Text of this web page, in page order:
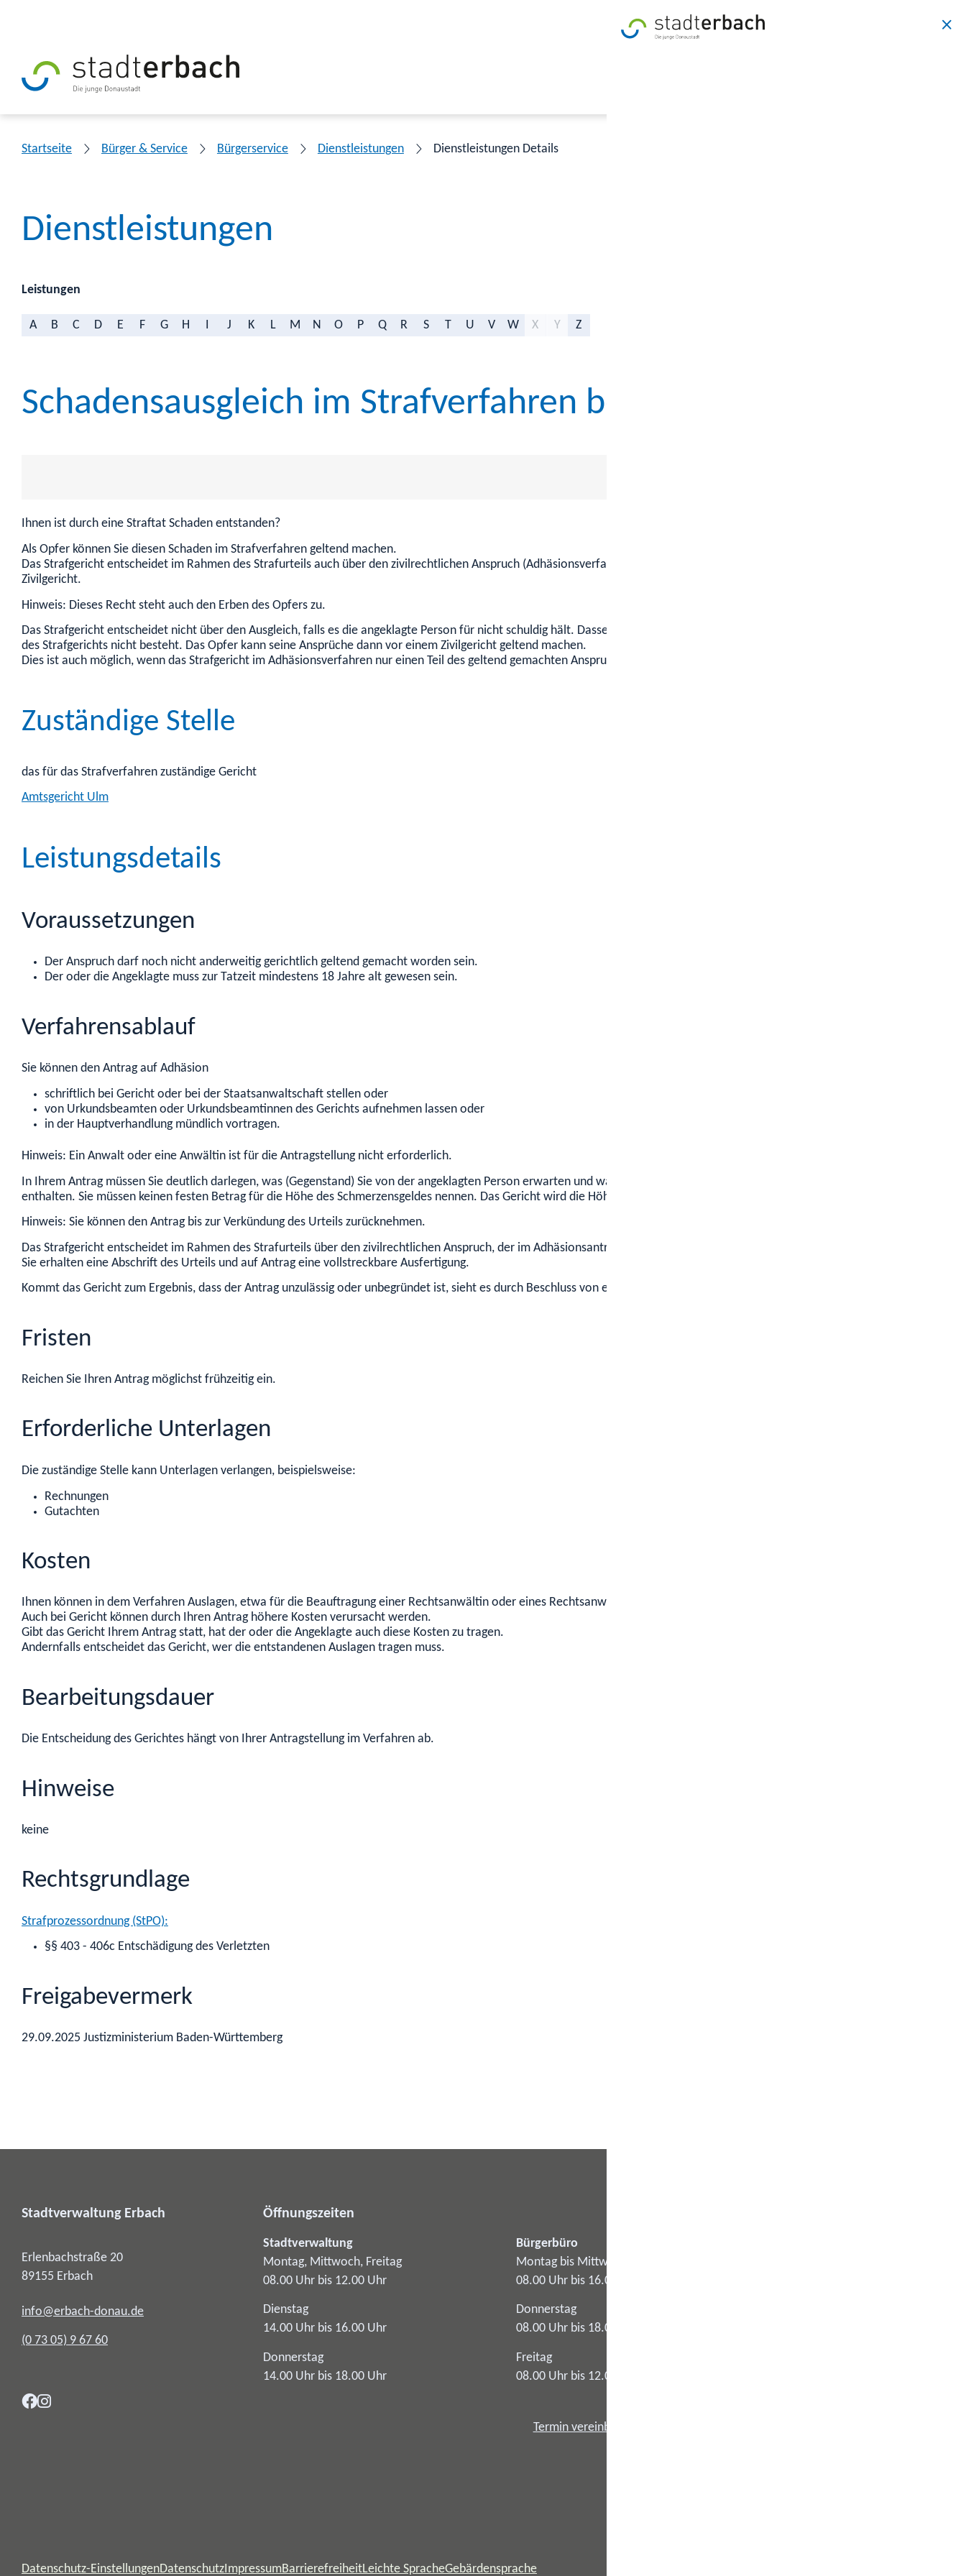
Startseite Bürger & Service Bürgerservice Dienstleistungen Dienstleistungen Details
Dienstleistungen
Leistungen
A B C D E F G H J K L M N O P Q R S T U V W X Y Z
Schadensausgleich im Strafverfahren beantragen
Ihnen ist durch eine Straftat Schaden entstanden?
Als Opfer können Sie diesen Schaden im Strafverfahren geltend machen.
Das Strafgericht entscheidet im Rahmen des Strafurteils auch über den zivilrechtlichen Anspruch (Adhäsionsverfahren). Dadurch sparen Sie eine weitere Klage vor einem
Zivilgericht.
Hinweis: Dieses Recht steht auch den Erben des Opfers zu.
Das Strafgericht entscheidet nicht über den Ausgleich, falls es die angeklagte Person für nicht schuldig hält. Dasselbe gilt, wenn der geltend gemachte Anspruch nach Auffassung
des Strafgerichts nicht besteht. Das Opfer kann seine Ansprüche dann vor einem Zivilgericht geltend machen.
Dies ist auch möglich, wenn das Strafgericht im Adhäsionsverfahren nur einen Teil des geltend gemachten Anspruchs zuerkennt.
Zuständige Stelle
das für das Strafverfahren zuständige Gericht
Amtsgericht Ulm
Leistungsdetails
Voraussetzungen
Der Anspruch darf noch nicht anderweitig gerichtlich geltend gemacht worden sein.
Der oder die Angeklagte muss zur Tatzeit mindestens 18 Jahre alt gewesen sein.
Verfahrensablauf
Sie können den Antrag auf Adhäsion
schriftlich bei Gericht oder bei der Staatsanwaltschaft stellen oder
von Urkundsbeamten oder Urkundsbeamtinnen des Gerichts aufnehmen lassen oder
in der Hauptverhandlung mündlich vortragen.
Hinweis: Ein Anwalt oder eine Anwältin ist für die Antragstellung nicht erforderlich.
In Ihrem Antrag müssen Sie deutlich darlegen, was (Gegenstand) Sie von der angeklagten Person erwarten und warum (Grund). Der Antrag sollte außerdem die Beweismittel
enthalten. Sie müssen keinen festen Betrag für die Höhe des Schmerzensgeldes nennen. Das Gericht wird die Höhe festlegen.
Hinweis: Sie können den Antrag bis zur Verkündung des Urteils zurücknehmen.
Das Strafgericht entscheidet im Rahmen des Strafurteils über den zivilrechtlichen Anspruch, der im Adhäsionsantrag geltend gemacht wurde.
Sie erhalten eine Abschrift des Urteils und auf Antrag eine vollstreckbare Ausfertigung.
Kommt das Gericht zum Ergebnis, dass der Antrag unzulässig oder unbegründet ist, sieht es durch Beschluss von einer Entscheidung ab.
Fristen
Reichen Sie Ihren Antrag möglichst frühzeitig ein.
Erforderliche Unterlagen
Die zuständige Stelle kann Unterlagen verlangen, beispielsweise:
Rechnungen
Gutachten
Kosten
Ihnen können in dem Verfahren Auslagen, etwa für die Beauftragung einer Rechtsanwältin oder eines Rechtsanwalts, entstehen.
Auch bei Gericht können durch Ihren Antrag höhere Kosten verursacht werden.
Gibt das Gericht Ihrem Antrag statt, hat der oder die Angeklagte auch diese Kosten zu tragen.
Andernfalls entscheidet das Gericht, wer die entstandenen Auslagen tragen muss.
Bearbeitungsdauer
Die Entscheidung des Gerichtes hängt von Ihrer Antragstellung im Verfahren ab.
Hinweise
keine
Rechtsgrundlage
Strafprozessordnung (StPO):
§§ 403 - 406c Entschädigung des Verletzten
Freigabevermerk
29.09.2025 Justizministerium Baden-Württemberg
Stadtverwaltung Erbach
Erlenbachstraße 20
89155 Erbach
info@erbach-donau.de
(0 73 05) 9 67 60
Öffnungszeiten
Stadtverwaltung
Montag, Mittwoch, Freitag
08.00 Uhr bis 12.00 Uhr
Dienstag
14.00 Uhr bis 16.00 Uhr
Donnerstag
14.00 Uhr bis 18.00 Uhr
Bürgerbüro
Montag bis Mittwoch
08.00 Uhr bis 16.00 Uhr
Donnerstag
08.00 Uhr bis 18.00 Uhr
Freitag
08.00 Uhr bis 12.00 Uhr
Termin vereinbaren
Datenschutz-EinstellungenDatenschutz ImpressumBarrierefreiheitLeichte SpracheGebärdensprache